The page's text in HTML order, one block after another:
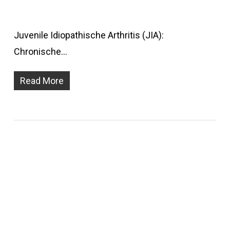
Juvenile Idiopathische Arthritis (JIA):
Chronische…
Read More